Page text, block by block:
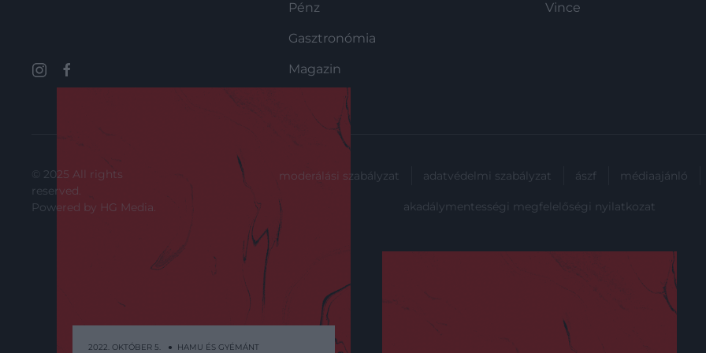
2022. OKTÓBER 5. ● HAMU ÉS GYÉMÁNT
Pénz
Gasztronómia
Magazin
Vince
© 2025 All rights
reserved.
Powered by HG Media.
moderálási szabályzat adatvédelmi szabályzat ászf médiaajánló
akadálymentességi megfelelőségi nyilatkozat